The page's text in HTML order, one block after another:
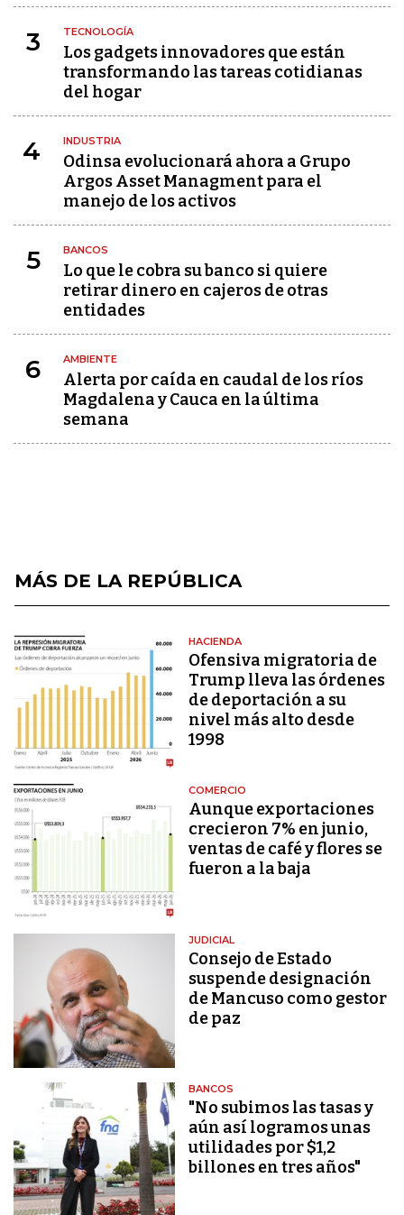
3 TECNOLOGÍA
Los gadgets innovadores que están
transformando las tareas cotidianas
del hogar
4 INDUSTRIA
Odinsa evolucionará ahora a Grupo
Argos Asset Managment para el
manejo de los activos
5 BANCOS
Lo que le cobra su banco si quiere
retirar dinero en cajeros de otras
entidades
6 AMBIENTE
Alerta por caída en caudal de los ríos
Magdalena y Cauca en la última
semana
MÁS DE LA REPÚBLICA
HACIENDA
Ofensiva migratoria de
Trump lleva las órdenes
de deportación a su
nivel más alto desde
1998
COMERCIO
Aunque exportaciones
crecieron 7% en junio,
ventas de café y flores se
fueron a la baja
JUDICIAL
Consejo de Estado
suspende designación
de Mancuso como gestor
de paz
BANCOS
"No subimos las tasas y
aún así logramos unas
utilidades por $1,2
billones en tres años"